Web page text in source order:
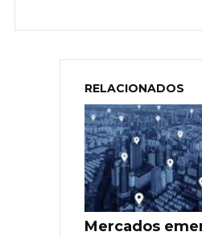
RELACIONADOS
Mercados